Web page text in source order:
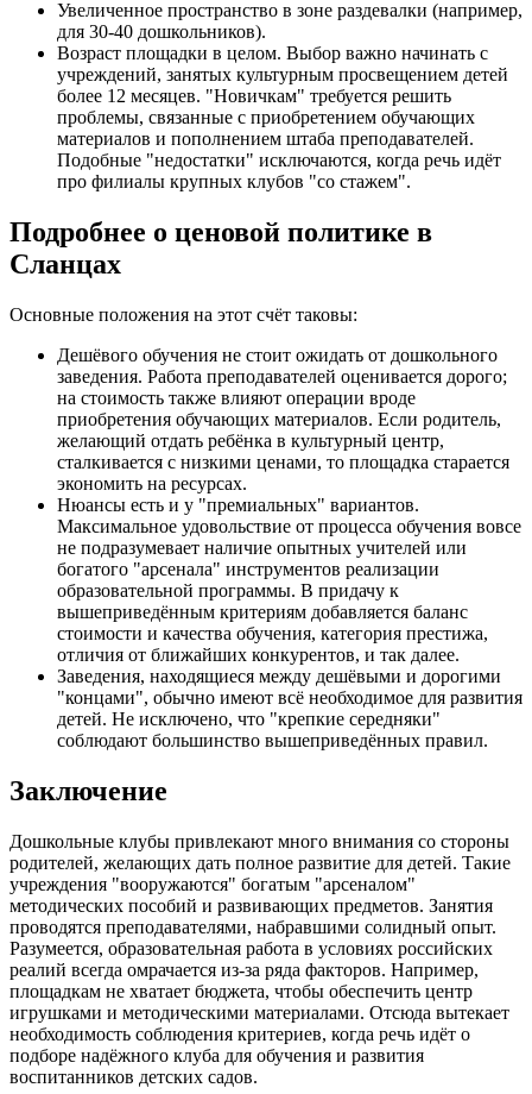
Увеличенное пространство в зоне раздевалки (например,
для 30-40 дошкольников).
Возраст площадки в целом. Выбор важно начинать с
учреждений, занятых культурным просвещением детей
более 12 месяцев. "Новичкам" требуется решить
проблемы, связанные с приобретением обучающих
материалов и пополнением штаба преподавателей.
Подобные "недостатки" исключаются, когда речь идёт
про филиалы крупных клубов "со стажем".
Подробнее о ценовой политике в
Сланцах
Основные положения на этот счёт таковы:
Дешёвого обучения не стоит ожидать от дошкольного
заведения. Работа преподавателей оценивается дорого;
на стоимость также влияют операции вроде
приобретения обучающих материалов. Если родитель,
желающий отдать ребёнка в культурный центр,
сталкивается с низкими ценами, то площадка старается
экономить на ресурсах.
Нюансы есть и у "премиальных" вариантов.
Максимальное удовольствие от процесса обучения вовсе
не подразумевает наличие опытных учителей или
богатого "арсенала" инструментов реализации
образовательной программы. В придачу к
вышеприведённым критериям добавляется баланс
стоимости и качества обучения, категория престижа,
отличия от ближайших конкурентов, и так далее.
Заведения, находящиеся между дешёвыми и дорогими
"концами", обычно имеют всё необходимое для развития
детей. Не исключено, что "крепкие середняки"
соблюдают большинство вышеприведённых правил.
Заключение
Дошкольные клубы привлекают много внимания со стороны
родителей, желающих дать полное развитие для детей. Такие
учреждения "вооружаются" богатым "арсеналом"
методических пособий и развивающих предметов. Занятия
проводятся преподавателями, набравшими солидный опыт.
Разумеется, образовательная работа в условиях российских
реалий всегда омрачается из-за ряда факторов. Например,
площадкам не хватает бюджета, чтобы обеспечить центр
игрушками и методическими материалами. Отсюда вытекает
необходимость соблюдения критериев, когда речь идёт о
подборе надёжного клуба для обучения и развития
воспитанников детских садов.